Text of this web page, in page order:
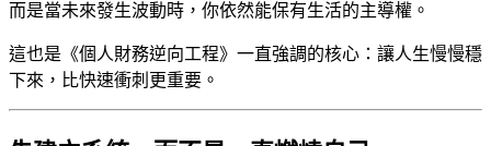
而是當未來發生波動時，你依然能保有生活的主導權。
這也是《個人財務逆向工程》一直強調的核心：讓人生慢慢穩
下來，比快速衝刺更重要。